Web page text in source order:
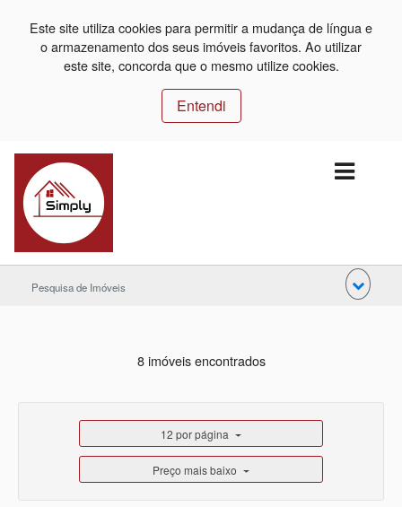
Este site utiliza cookies para permitir a mudança de língua e
o armazenamento dos seus imóveis favoritos. Ao utilizar
este site, concorda que o mesmo utilize cookies.
Entendi
Pesquisa de Imóveis
8 imóveis encontrados
12 por página
Preço mais baixo